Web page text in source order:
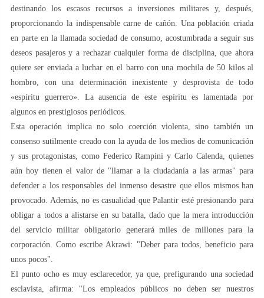
destinando los escasos recursos a inversiones militares y, después,
proporcionando la indispensable carne de cañón. Una población criada
en parte en la llamada sociedad de consumo, acostumbrada a seguir sus
deseos pasajeros y a rechazar cualquier forma de disciplina, que ahora
quiere ser enviada a luchar en el barro con una mochila de 50 kilos al
hombro, con una determinación inexistente y desprovista de todo
«espíritu guerrero». La ausencia de este espíritu es lamentada por
algunos en prestigiosos periódicos.
Esta operación implica no solo coerción violenta, sino también un
consenso sutilmente creado con la ayuda de los medios de comunicación
y sus protagonistas, como Federico Rampini y Carlo Calenda, quienes
aún hoy tienen el valor de "llamar a la ciudadanía a las armas" para
defender a los responsables del inmenso desastre que ellos mismos han
provocado. Además, no es casualidad que Palantir esté presionando para
obligar a todos a alistarse en su batalla, dado que la mera introducción
del servicio militar obligatorio generará miles de millones para la
corporación. Como escribe Akrawi: "Deber para todos, beneficio para
unos pocos".
El punto ocho es muy esclarecedor, ya que, prefigurando una sociedad
esclavista, afirma: "Los empleados públicos no deben ser nuestros